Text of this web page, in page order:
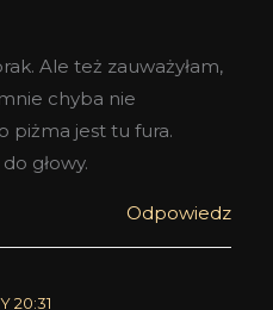
Ale też zauważyłam,
chyba nie
piżma jest tu fura.
głowy.
Odpowiedz
20:31